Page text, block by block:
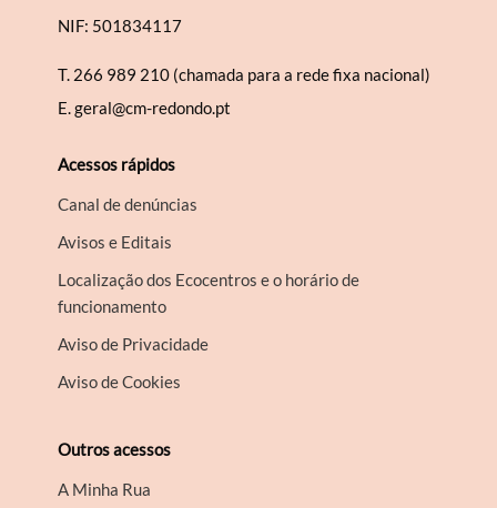
NIF: 501834117
T. 266 989 210 (chamada para a rede fixa nacional)
E.geral@cm-redondo.pt
Acessos rápidos
Canal de denúncias
Avisos e Editais
Localização dos Ecocentros e o horário de
funcionamento
Aviso de Privacidade
Aviso de Cookies
Outros acessos
A Minha Rua